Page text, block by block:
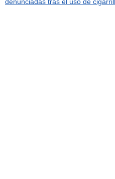
denunciadas tras el uso de